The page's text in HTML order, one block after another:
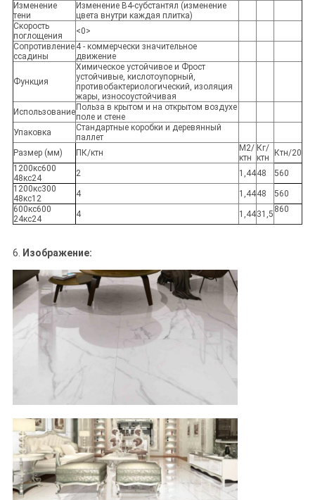
Изменение
тени
Изменение В4-субстантял (изменение
цвета внутри каждая плитка)
Скорость
поглощения
<0>
Сопротивление
ссадины
4 - коммерчески значительное
движение
Функция
Химическое устойчивое и Фрост
устойчивые, кислотоупорный,
противобактериологический, изоляция
жары, износоустойчивая
Использование Польза в крытом и на открытом воздухе
поле и стене
Упаковка
Стандартные коробки и деревянный
паллет
Размер (мм)
ПК/ктн
М2/
ктн
Кг/
ктн
Ктн/20
1200кс600
48кс24
2 1,4448
560
1200кс300
48кс12
4 1,4448
560
600кс600
24кс24
4 1,4431,5 860
6. Изображение: